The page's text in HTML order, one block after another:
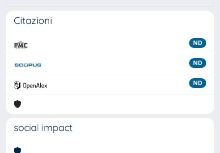
Citazioni
ND
ND
ND
social impact